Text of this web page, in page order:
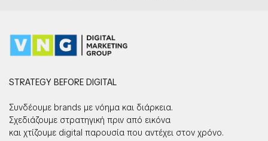
STRATEGY BEFORE DIGITAL
Συνδέουμε brands με νόημα και διάρκεια.
Σχεδιάζουμε στρατηγική πριν από εικόνα
και χτίζουμε digital παρουσία που αντέχει στον χρόνο.